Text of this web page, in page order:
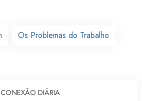
Os Problemas do Trabalho
CONEXÃO DIÁRIA